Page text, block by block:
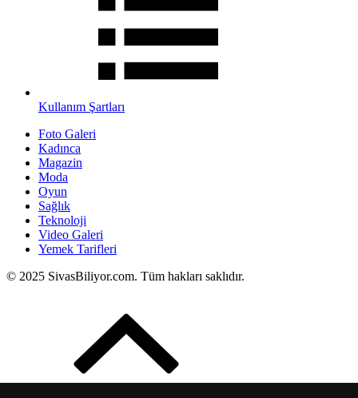
Kullanım Şartları
Foto Galeri
Kadınca
Magazin
Moda
Oyun
Sağlık
Teknoloji
Video Galeri
Yemek Tarifleri
© 2025 SivasBiliyor.com. Tüm hakları saklıdır.